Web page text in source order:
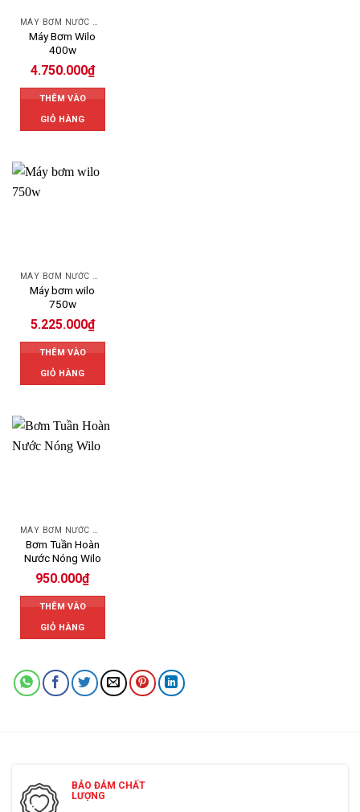
Máy Bơm Wilo
400w
4.750.000₫
THÊM VÀO
GIỎ HÀNG
Máy bơm wilo
750w
5.225.000₫
THÊM VÀO
GIỎ HÀNG
MÁY BƠM NƯỚC WILO
Bơm Tuần Hoàn
Nước Nóng Wilo
950.000₫
THÊM VÀO
GIỎ HÀNG
BẢO ĐẢM CHẤT
LƯỢNG